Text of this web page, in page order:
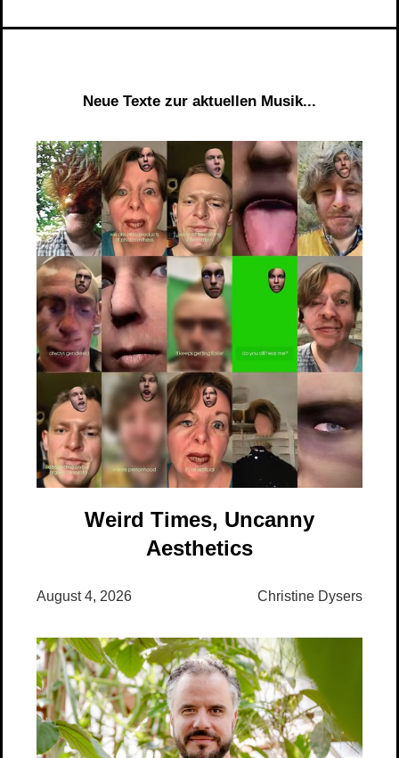
Neue Texte zur aktuellen Musik...
Weird Times, Uncanny
Aesthetics
August 4, 2026 Christine Dysers